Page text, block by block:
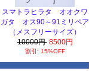
スマトラヒラタ オオクワ
ガタ オス90～91ミリペア
（メスフリーサイズ）
10000円 8500円
割引: 15%OFF